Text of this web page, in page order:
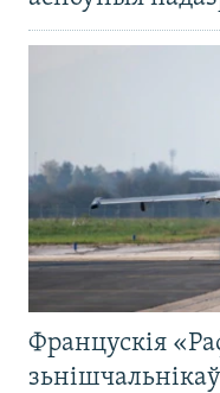
Францускія